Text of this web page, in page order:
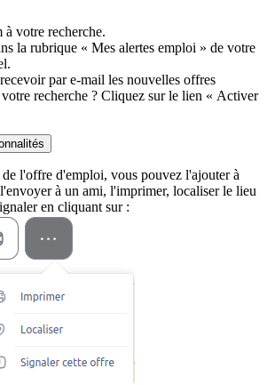
votre recherche.
la rubrique « Mes alertes emploi » de votre
par e-mail les nouvelles offres
recherche ? Cliquez sur le lien « Activer
l'offre d'emploi, vous pouvez l'ajouter à
à un ami, l'imprimer, localiser le lieu
en cliquant sur :